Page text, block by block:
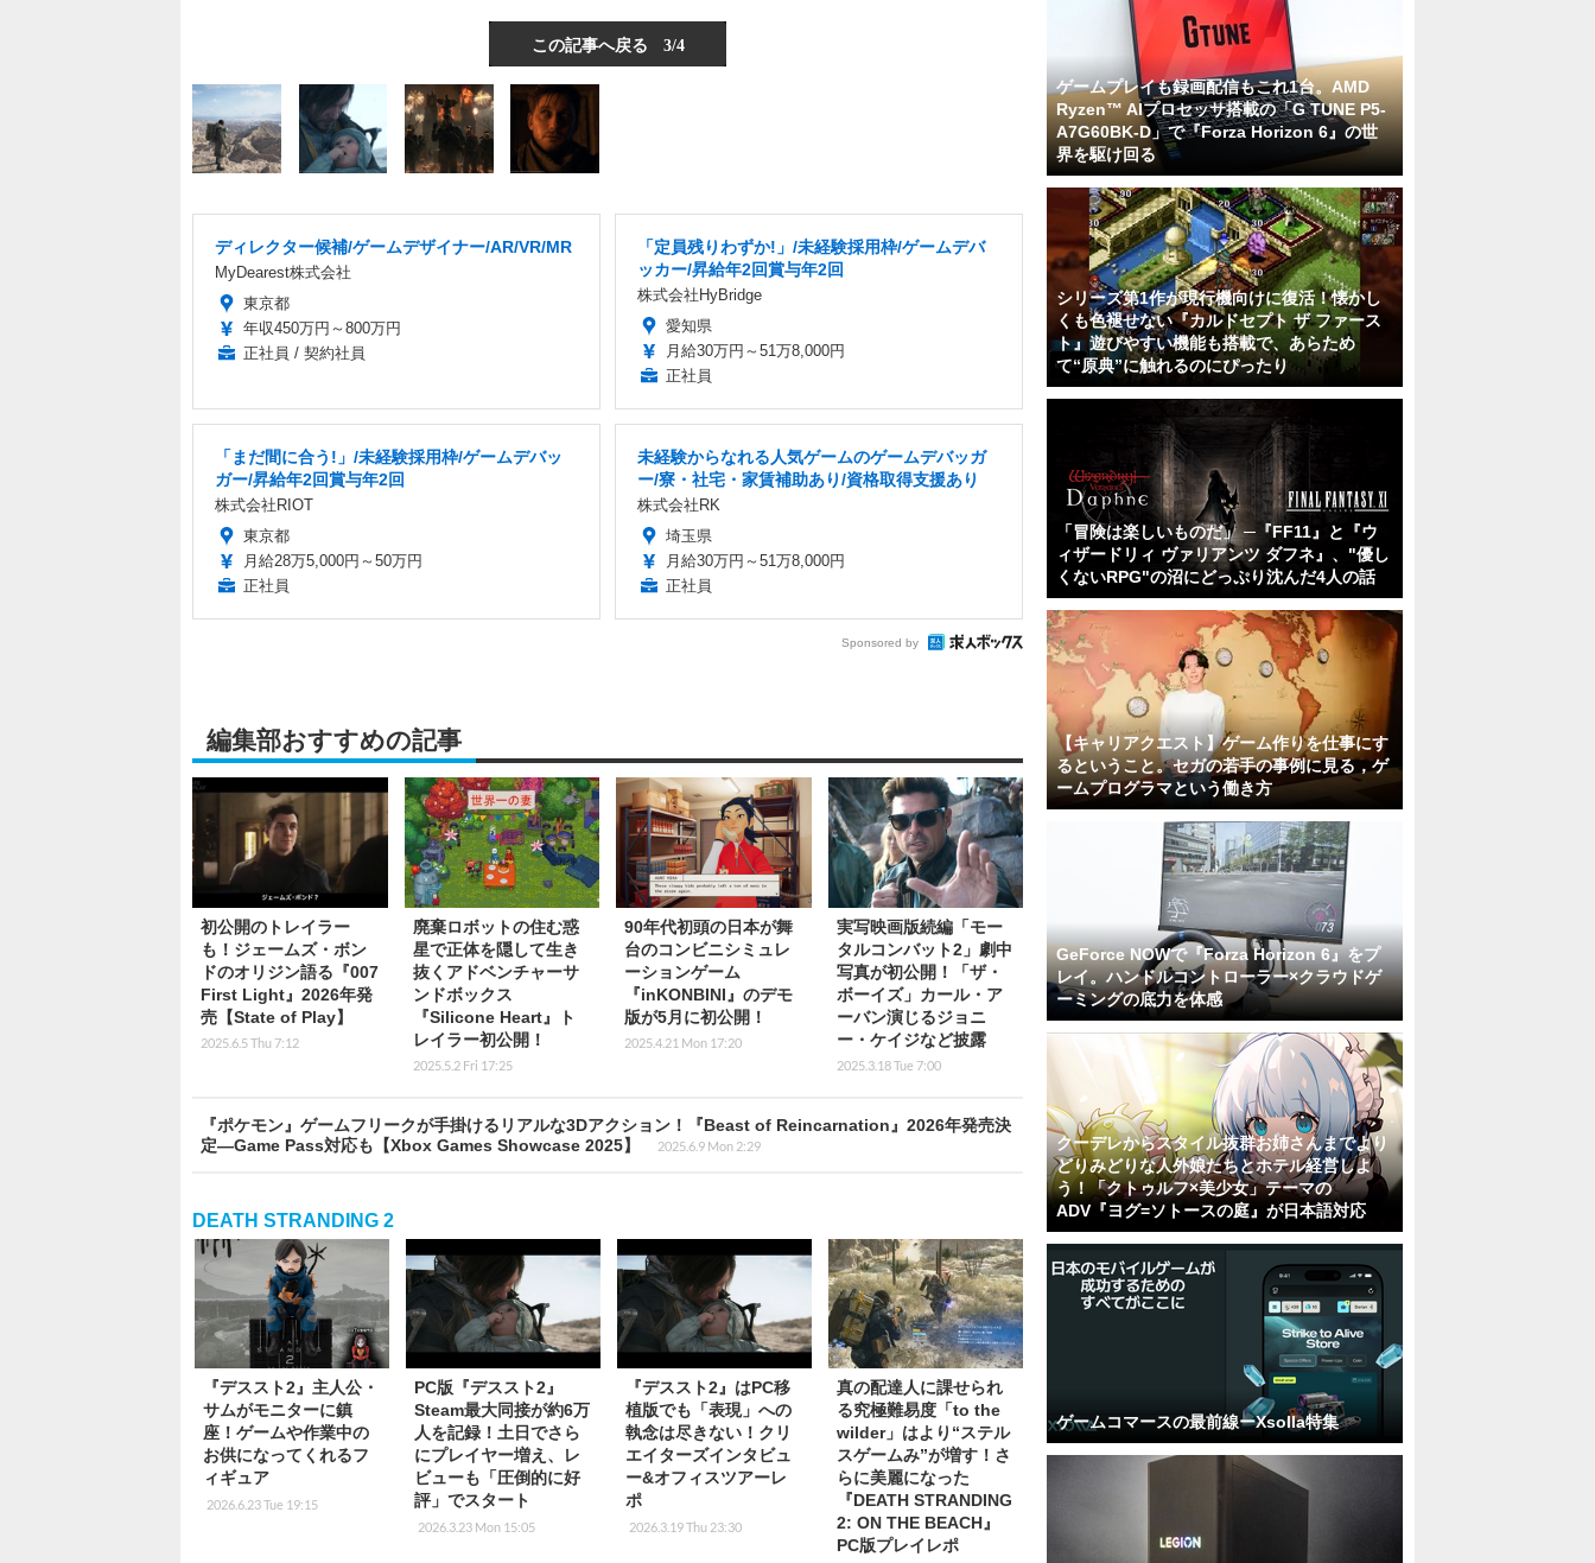
この記事へ戻る 3/4
ディレクター候補/ゲームデザイナー/AR/VR/MR
MyDearest株式会社
東京都
年収450万円～800万円
正社員 / 契約社員
「定員残りわずか!」/未経験採用枠/ゲームデバ
ッカー/昇給年2回賞与年2回
株式会社HyBridge
愛知県
月給30万円～51万8,000円
正社員
「まだ間に合う!」/未経験採用枠/ゲームデバッ
ガー/昇給年2回賞与年2回
株式会社RIOT
東京都
月給28万5,000円～50万円
正社員
未経験からなれる人気ゲームのゲームデバッガ
ー/寮・社宅・家賃補助あり/資格取得支援あり
株式会社RK
埼玉県
月給30万円～51万8,000円
正社員
Sponsored by
編集部おすすめの記事
初公開のトレイラー
も！ジェームズ・ボン
ドのオリジン語る『007
First Light』2026年発
売【State of Play】
2025.6.5 Thu 7:12
廃棄ロボットの住む惑
星で正体を隠して生き
抜くアドベンチャーサ
ンドボックス
『Silicone Heart』ト
レイラー初公開！
2025.5.2 Fri 17:25
90年代初頭の日本が舞
台のコンビニシミュレ
ーションゲーム
『inKONBINI』のデモ
版が5月に初公開！
2025.4.21 Mon 17:20
実写映画版続編「モー
タルコンバット2」劇中
写真が初公開！「ザ・
ボーイズ」カール・ア
ーバン演じるジョニ
ー・ケイジなど披露
2025.3.18 Tue 7:00
『ポケモン』ゲームフリークが手掛けるリアルな3Dアクション！『Beast of Reincarnation』2026年発売決
定―Game Pass対応も【Xbox Games Showcase 2025】
2025.6.9 Mon 2:29
DEATH STRANDING 2
『デススト2』主人公・
サムがモニターに鎮
座！ゲームや作業中の
お供になってくれるフ
ィギュア
2026.6.23 Tue 19:15
PC版『デススト2』
Steam最大同接が約6万
人を記録！土日でさら
にプレイヤー増え、レ
ビューも「圧倒的に好
評」でスタート
2026.3.23 Mon 15:05
『デススト2』はPC移
植版でも「表現」への
執念は尽きない！クリ
エイターズインタビュ
ー&オフィスツアーレ
ポ
2026.3.19 Thu 23:30
真の配達人に課せられ
る究極難易度「to the
wilder」はより“ステル
スゲームみ”が増す！さ
らに美麗になった
『DEATH STRANDING
2: ON THE BEACH』
PC版プレイレポ
ゲームプレイも録画配信もこれ1台。AMD
Ryzen™ AIプロセッサ搭載の「G TUNE P5-
A7G60BK-D」で『Forza Horizon 6』の世
界を駆け回る
シリーズ第1作が現行機向けに復活！懐かし
くも色褪せない『カルドセプト ザ ファース
ト』遊びやすい機能も搭載で、あらため
て“原典”に触れるのにぴったり
「冒険は楽しいものだ」 ─『FF11』と『ウ
ィザードリィ ヴァリアンツ ダフネ』、"優し
くないRPG"の沼にどっぷり沈んだ4人の話
【キャリアクエスト】ゲーム作りを仕事にす
るということ。セガの若手の事例に見る，ゲ
ームプログラマという働き方
GeForce NOWで『Forza Horizon 6』をプ
レイ。ハンドルコントローラー×クラウドゲ
ーミングの底力を体感
クーデレからスタイル抜群お姉さんまでより
どりみどりな人外娘たちとホテル経営しよ
う！「クトゥルフ×美少女」テーマの
ADV『ヨグ=ソトースの庭』が日本語対応
ゲームコマースの最前線ーXsolla特集